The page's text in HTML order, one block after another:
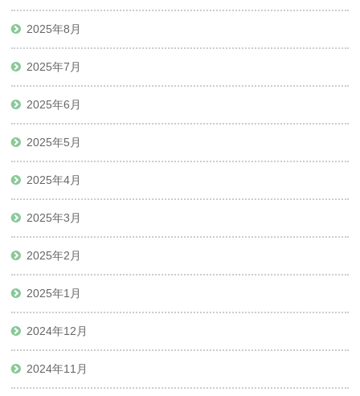
2025年8月
2025年7月
2025年6月
2025年5月
2025年4月
2025年3月
2025年2月
2025年1月
2024年12月
2024年11月